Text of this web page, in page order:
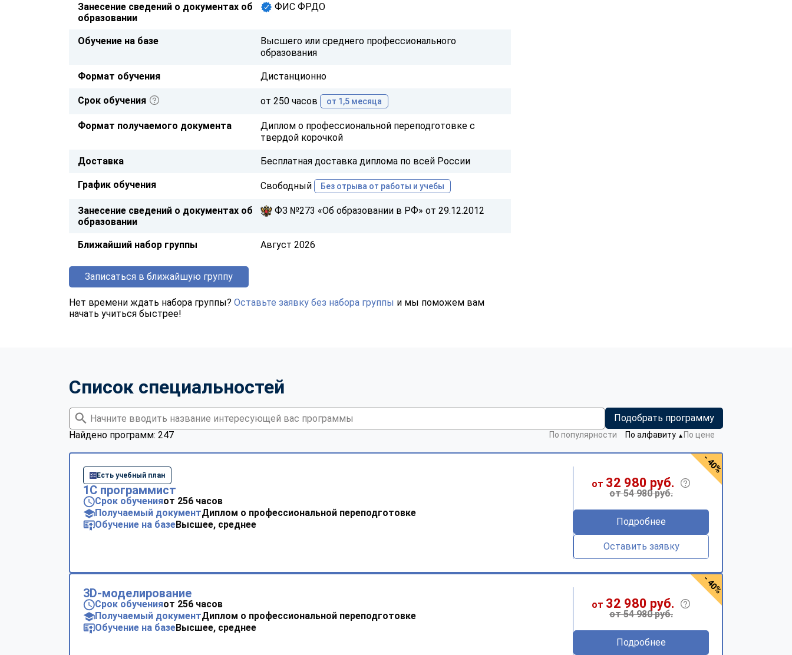
Занесение сведений о документах об
образовании
ФИС ФРДО
Обучение на базе
Высшего или среднего профессионального
образования
Формат обучения Дистанционно
Срок обучения от 250 часов от 1,5 месяца
Формат получаемого документа
Диплом о профессиональной переподготовке с
твердой корочкой
Доставка Бесплатная доставка диплома по всей России
График обучения Свободный Без отрыва от работы и учебы
Занесение сведений о документах об
образовании
ФЗ №273 «Об образовании в РФ» от 29.12.2012
Ближайший набор группы Август 2026
Записаться в ближайшую группу
Нет времени ждать набора группы? Оставьте заявку без набора группы и мы поможем вам
начать учиться быстрее!
Список специальностей
Подобрать программу
Найдено программ: 247
По популярности По алфавиту ▼ По цене
Есть учебный план
1С программист
Срок обученияот 256 часов
Получаемый документДиплом о профессиональной переподготовке
Обучение на базеВысшее, среднее
от 32 980 руб.
от 54 980 руб.
Подробнее
Оставить заявку
- 40%
3D-моделирование
Срок обученияот 256 часов
Получаемый документДиплом о профессиональной переподготовке
Обучение на базеВысшее, среднее
от 32 980 руб.
от 54 980 руб.
Подробнее
- 40%